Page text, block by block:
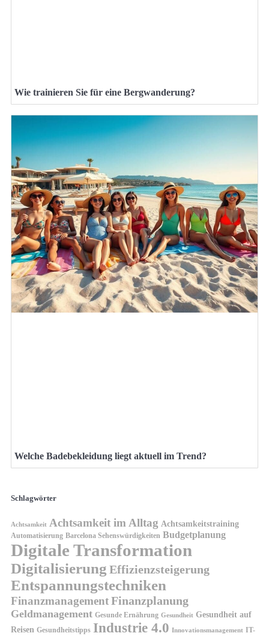
Wie trainieren Sie für eine Bergwanderung?
Welche Badebekleidung liegt aktuell im Trend?
Schlagwörter
Achtsamkeit Achtsamkeit im Alltag Achtsamkeitstraining
Automatisierung Barcelona Sehenswürdigkeiten Budgetplanung
Digitale Transformation
Digitalisierung Effizienzsteigerung
Entspannungstechniken
FinanzmanagementFinanzplanung
Geldmanagement Gesunde Ernährung Gesundheit Gesundheit auf
Reisen Gesundheitstipps Industrie 4.0 Innovationsmanagement IT-